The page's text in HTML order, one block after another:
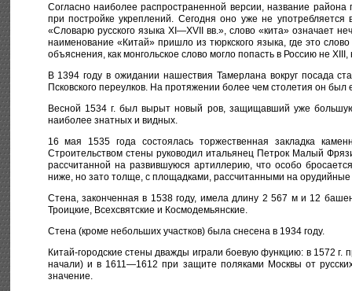
Согласно наиболее распространенной версии, название
при постройке укреплений. Сегодня оно уже не
«Словарю русского языка XI—XVII вв.», слово «кита» означает
наименование «Китай» пришло из тюркского языка, где это
объяснения, как монгольское слово могло попасть в Россию не XIII,
В 1394 году в ожидании нашествия Тамерлана вокруг посада
Псковского переулков. На протяжении более чем столетия он
Весной 1534 г. был вырыт новый ров, защищавший уже
наиболее знатных и видных.
16 мая 1535 года состоялась торжественная закладка
Строительством стены руководил итальянец Петрок Малый
рассчитанной на развившуюся артиллерию, что особо
ниже, но зато толще, с площадками, рассчитанными на
Стена, законченная в 1538 году, имела длину 2 567 м и 12
Троицкие, Всехсвятские и Космодемьянские.
Стена (кроме небольших участков) была снесена в 1934 году.
Китай-городские стены дважды играли боевую функцию: в 1572
начали) и в 1611—1612 при защите поляками Москвы от
значение.